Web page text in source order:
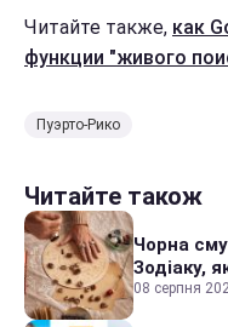
Читайте также, как
функции "живого
Пуэрто-Рико
Читайте також
Чорна
Зодіаку,
08 серпня